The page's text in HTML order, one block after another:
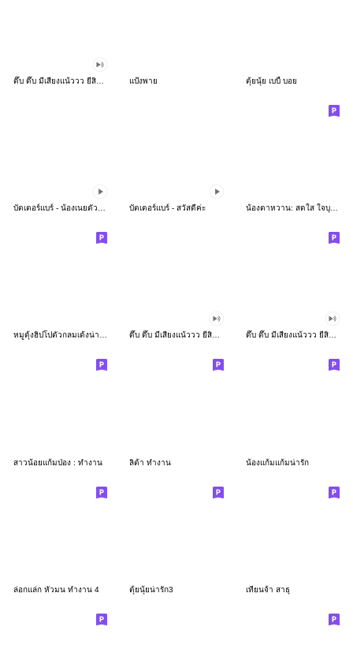
แป้งพาย ตุ้ยนุ้ย เบบี้ บอย
บัตเตอร์แบร์ - สวัสดีค่ะ น้องตาหวาน: สดใส ใจบุญ (สีพาสเทล)
หมูดุ้งฮิปโปตัวกลมเด้งน่ารัก ดึ๊บ ดึ๊บ มีเสียงแน้ววว ยี่สิบเจ็ด ดึ๊บ ดึ๊บ มีเสียงแน้ววว ยี่สิบหก
สาวน้อยแก้มป่อง : ทำงาน ลิต้า ทำงาน น้องแก้มแก้มน่ารัก
ล่อกแล่ก หัวมน ทำงาน 4 ตุ้ยนุ้ยน่ารัก3 เทียนจ้า สาธุ